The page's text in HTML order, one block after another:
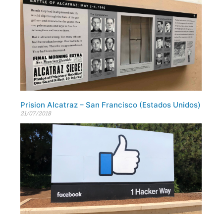
Prision Alcatraz – San Francisco (Estados Unidos)
21/07/2018